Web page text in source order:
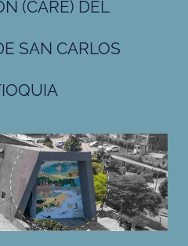
(CARE) DEL
SAN CARLOS